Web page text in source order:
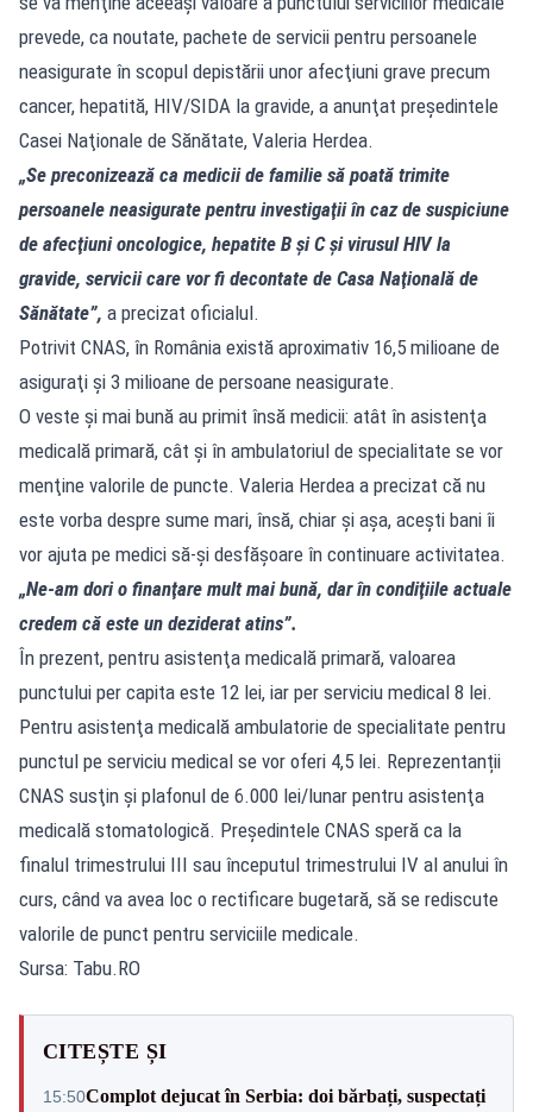
prevede, ca noutate, pachete de servicii pentru persoanele
neasigurate în scopul depistării unor afecţiuni grave precum
cancer, hepatită, HIV/SIDA la gravide, a anunţat preşedintele
Casei Naţionale de Sănătate, Valeria Herdea.
„Se preconizează ca medicii de familie să poată trimite
persoanele neasigurate pentru investigaţii în caz de suspiciune
de afecţiuni oncologice, hepatite B şi C şi virusul HIV la
gravide, servicii care vor fi decontate de Casa Naţională de
Sănătate”, a precizat oficialul.
Potrivit CNAS, în România există aproximativ 16,5 milioane de
asiguraţi şi 3 milioane de persoane neasigurate.
O veste și mai bună au primit însă medicii: atât în asistenţa
medicală primară, cât şi în ambulatoriul de specialitate se vor
menţine valorile de puncte. Valeria Herdea a precizat că nu
este vorba despre sume mari, însă, chiar și așa, acești bani îi
vor ajuta pe medici să-și desfăşoare în continuare activitatea.
„Ne-am dori o finanţare mult mai bună, dar în condiţiile actuale
credem că este un deziderat atins”.
În prezent, pentru asistenţa medicală primară, valoarea
punctului per capita este 12 lei, iar per serviciu medical 8 lei.
Pentru asistenţa medicală ambulatorie de specialitate pentru
punctul pe serviciu medical se vor oferi 4,5 lei. Reprezentanții
CNAS susţin și plafonul de 6.000 lei/lunar pentru asistenţa
medicală stomatologică. Preşedintele CNAS speră ca la
finalul trimestrului III sau începutul trimestrului IV al anului în
curs, când va avea loc o rectificare bugetară, să se rediscute
valorile de punct pentru serviciile medicale.
Sursa: Tabu.RO
CITEȘTE ȘI
15:50Complot dejucat în Serbia: doi bărbați, suspectați